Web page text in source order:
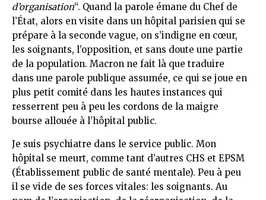
d’organisation“. Quand la parole émane du Chef de
l’État, alors en visite dans un hôpital parisien qui se
prépare à la seconde vague, on s’indigne en cœur,
les soignants, l’opposition, et sans doute une partie
de la population. Macron ne fait là que traduire
dans une parole publique assumée, ce qui se joue en
plus petit comité dans les hautes instances qui
resserrent peu à peu les cordons de la maigre
bourse allouée à l’hôpital public.
Je suis psychiatre dans le service public. Mon
hôpital se meurt, comme tant d’autres CHS et EPSM
(Établissement public de santé mentale). Peu à peu
il se vide de ses forces vitales: les soignants. Au